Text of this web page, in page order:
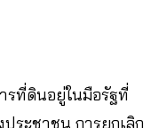
รที่ดินอยู่ในมือรัฐที่
ระชาชน การยกเลิก